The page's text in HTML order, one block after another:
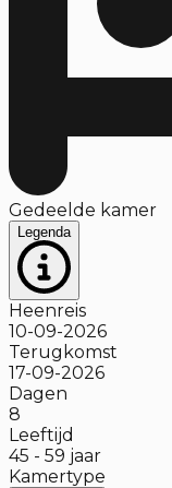
Gedeelde kamer
Legenda
Heenreis
10-09-2026
Terugkomst
17-09-2026
Dagen
8
Leeftijd
45 - 59 jaar
Kamertype